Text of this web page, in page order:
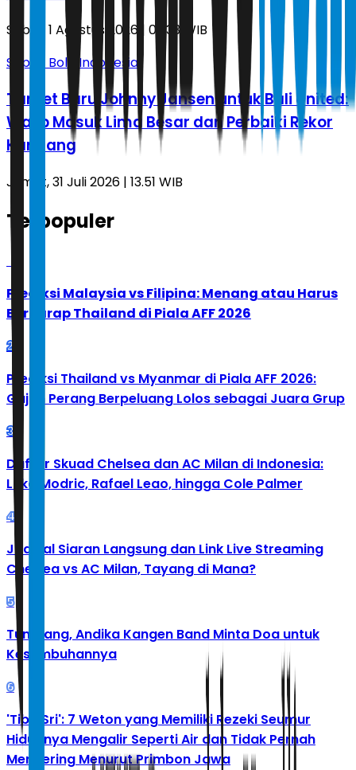
Sabtu, 1 Agustus 2026 | 03.33 WIB
Sepak Bola Indonesia
Target Baru Johnny Jansen untuk Bali United:
Wajib Masuk Lima Besar dan Perbaiki Rekor
Kandang
Jumat, 31 Juli 2026 | 13.51 WIB
Terpopuler
Prediksi Malaysia vs Filipina: Menang atau Harus
Berharap Thailand di Piala AFF 2026
2
Prediksi Thailand vs Myanmar di Piala AFF 2026:
Gajah Perang Berpeluang Lolos sebagai Juara Grup
3
Daftar Skuad Chelsea dan AC Milan di Indonesia:
Luka Modric, Rafael Leao, hingga Cole Palmer
4
Jadwal Siaran Langsung dan Link Live Streaming
Chelsea vs AC Milan, Tayang di Mana?
5
Tumbang, Andika Kangen Band Minta Doa untuk
Kesembuhannya
6
'Tibo Sri': 7 Weton yang Memiliki Rezeki Seumur
Hidupnya Mengalir Seperti Air dan Tidak Pernah
Mengering Menurut Primbon Jawa